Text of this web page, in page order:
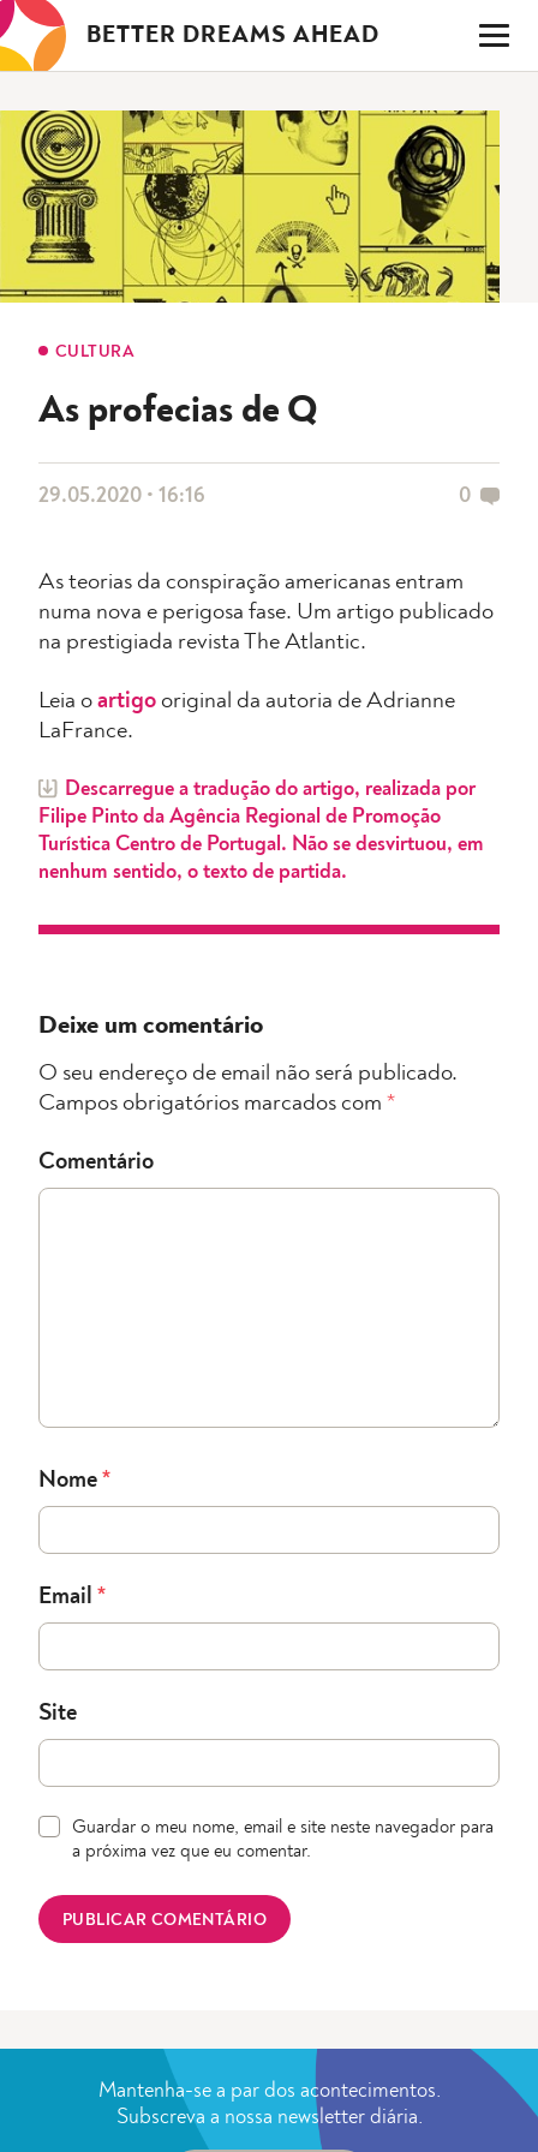
Saltar
para
o
BETTER DREAMS AHEAD
CULTURA
As profecias de Q
29.05.2020 • 16:16 0
As teorias da conspiração americanas entram
numa nova e perigosa fase. Um artigo publicado
na prestigiada revista The Atlantic.
Leia o artigo original da autoria de Adrianne
LaFrance.
Descarregue a tradução do artigo, realizada por
Filipe Pinto da Agência Regional de Promoção
Turística Centro de Portugal. Não se desvirtuou, em
nenhum sentido, o texto de partida.
Deixe um comentário
O seu endereço de email não será publicado.
Campos obrigatórios marcados com *
Comentário
Nome *
Email *
Site
Guardar o meu nome, email e site neste navegador para
a próxima vez que eu comentar.
Mantenha-se a par dos acontecimentos.
Subscreva a nossa newsletter diária.